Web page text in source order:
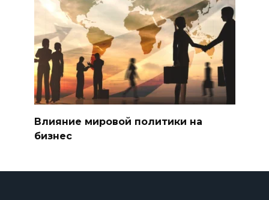
Влияние мировой политики на
бизнес